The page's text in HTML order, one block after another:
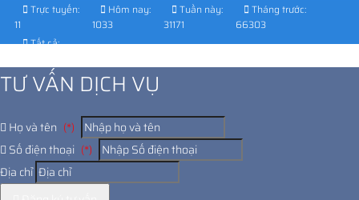
Trực tuyến:
11
Hôm nay:
1033
Tuần này:
31171
Tháng trước:
66303
Tất cả:
TƯ VẤN DỊCH VỤ
Họ và tên (*)
Số điện thoại (*)
Địa chỉ